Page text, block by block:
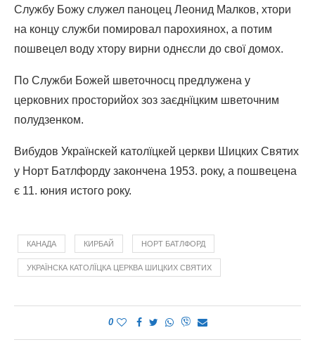
Службу Божу служел паноцец Леонид Малков, хтори
на концу служби помировал парохиянох, а потим
пошвецел воду хтору вирни однєсли до свої домох.
По Служби Божей шветочносц предлужена у
церковних просторийох зоз заєднїцким шветочним
полудзенком.
Вибудов Українскей католїцкей церкви Шицких Святих
у Норт Батлфорду закончена 1953. року, а пошвецена
є 11. юния истого року.
КАНАДА КИРБАЙ НОРТ БАТЛФОРД
УКРАЇНСКА КАТОЛЇЦКА ЦЕРКВА ШИЦКИХ СВЯТИХ
0